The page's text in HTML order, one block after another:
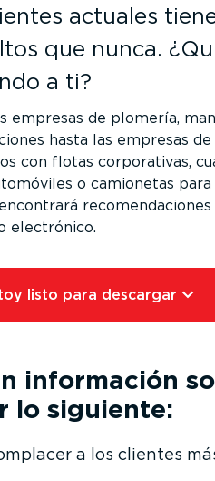
actuales
que nunca.
a ti?
empresas de plomería,
hasta las empresas
con flotas corpo­ra­tivas,
o camionetas
electrónico.
listo para descargar⁠
información
lo siguiente:
a los clientes